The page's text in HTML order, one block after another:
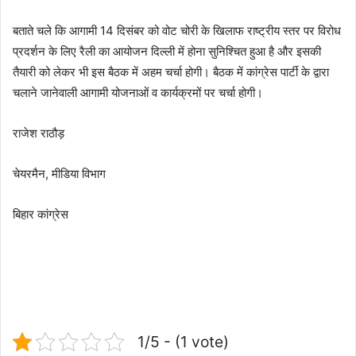
बताते चले कि आगामी 14 दिसंबर को वोट चोरी के खिलाफ राष्ट्रीय स्तर पर विरोध
प्रदर्शन के लिए रैली का आयोजन दिल्ली में होना सुनिश्चित हुआ है और इसकी
तैयारी को लेकर भी इस बैठक में अहम चर्चा होगी। बैठक में कांग्रेस पार्टी के द्वारा
चलाने जानेवाली आगामी योजनाओं व कार्यक्रमों पर चर्चा होगी।
राजेश राठौड़
चेयरमैन, मीडिया विभाग
बिहार कांग्रेस
1/5 - (1 vote)